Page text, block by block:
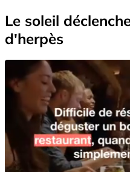
Le soleil
d'herpès